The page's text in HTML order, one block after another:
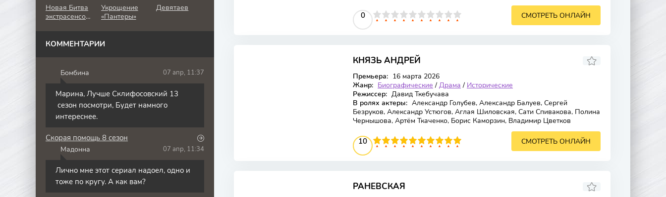
0
4 5 6 7 8 9 10 СМОТРЕТЬ ОНЛАЙН
КНЯЗЬ АНДРЕЙ
Премьера: 16 марта 2026
Жанр: Биографические / Драма / Исторические
Режиссер: Давид Ткебучава
В ролях актеры: Александр Голубев, Александр Балуев, Сергей
Безруков, Александр Устюгов, Аглая Шиловская, Сати Спивакова, Полина
Чернышова, Артём Ткаченко, Борис Каморзин, Владимир Цветков
10
4 5 6 7 8 9 10 СМОТРЕТЬ ОНЛАЙН
РАНЕВСКАЯ
Новая Битва
экстрасенсов
Укрощение
«Пантеры»
Девятаев
КОММЕНТАРИИ
Бомбина 07 апр, 11:37
Марина, Лучше Склифосовский 13
сезон посмотри, Будет намного
интереснее.
Скорая помощь 8 сезон
Мадонна 07 апр, 11:34
Лично мне этот сериал надоел, одно и
тоже по кругу. А как вам?